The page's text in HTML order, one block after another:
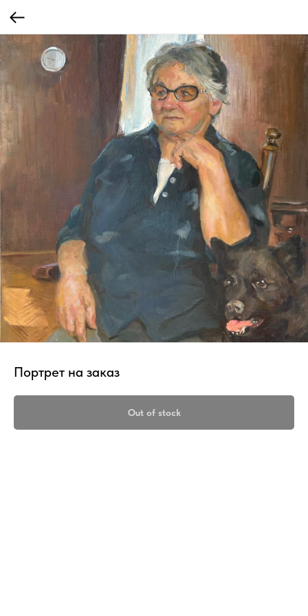
Портрет на заказ
Out of stock